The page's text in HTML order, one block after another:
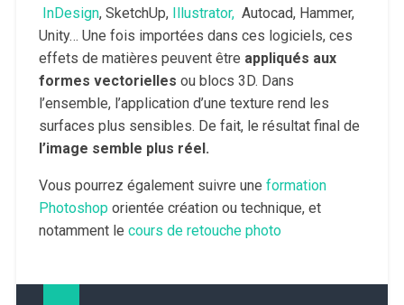
InDesign, SketchUp, Illustrator,Autocad, Hammer,
Unity… Une fois importées dans ces logiciels, ces
effets de matières peuvent être appliqués aux
formes vectorielles ou blocs 3D. Dans
l’ensemble, l’application d’une texture rend les
surfaces plus sensibles. De fait, le résultat final de
l’image semble plus réel.
Vous pourrez également suivre une formation
Photoshop orientée création ou technique, et
notamment le cours de retouche photo